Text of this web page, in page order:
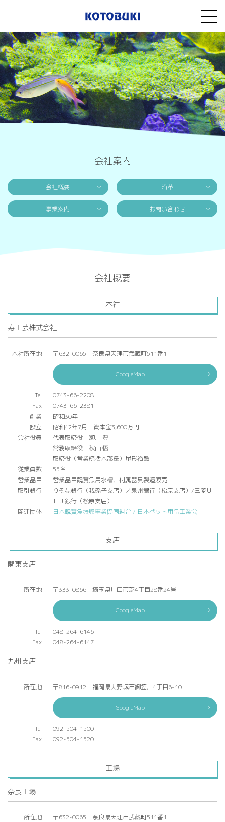
会社案内
会社概要 沿革
事業案内 お問い合わせ
会社概要
本社
寿工芸株式会社
本社所在地： 〒632-0065 奈良県天理市武蔵町511番1
GoogleMap
Tel：
0743-66-2208
Fax：
0743-66-2381
創業：
昭和30年
設立：
昭和42年7月 資本金3,600万円
会社役員：
代表取締役 瀬川 豊
常務取締役 秋山 悟
取締役（営業統括本部長）尾形裕敏
従業員数：
55名
営業品目：
営業品目観賞魚用水槽、付属器具製造販売
取引銀行：
りそな銀行（我孫子支店）／泉州銀行（松原支店）/三菱Ｕ
ＦＪ銀行（松原支店）
関連団体：
日本観賞魚振興事業協同組合 / 日本ペット用品工業会
支店
関東支店
所在地： 〒333-0866 埼玉県川口市芝4丁目28番24号
GoogleMap
Tel：
048-264-6146
Fax：
048-264-6147
九州支店
所在地： 〒816-0912 福岡県大野城市御笠川4丁目6-10
GoogleMap
Tel：
092-504-1500
Fax：
092-504-1520
工場
奈良工場
所在地： 〒632-0065 奈良県天理市武蔵町511番1